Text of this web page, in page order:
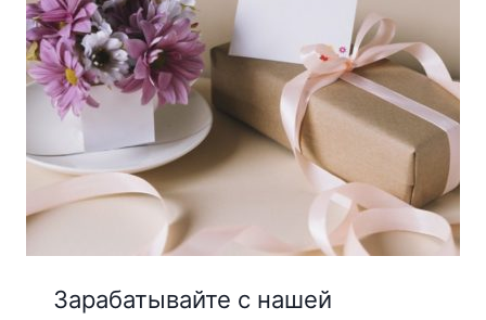
Зарабатывайте с нашей